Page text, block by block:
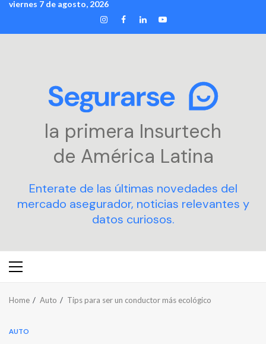
Skip
content
viernes 7 de agosto, 2026
INSTAGRAM
FACEBOOK
LINKEDIN
YOUTUBE
la primera Insurtech
de América Latina
Enterate de las últimas novedades del
mercado asegurador, noticias relevantes y
datos curiosos.
Primary
Home Auto Tips para ser un conductor más ecológico
AUTO